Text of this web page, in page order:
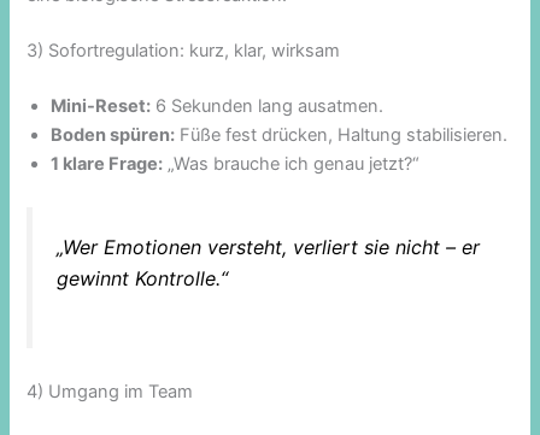
3) Sofortregulation: kurz, klar, wirksam
Mini-Reset: 6 Sekunden lang ausatmen.
Boden spüren: Füße fest drücken, Haltung stabilisieren.
1 klare Frage: „Was brauche ich genau jetzt?“
„Wer Emotionen versteht, verliert sie nicht – er
gewinnt Kontrolle.“
4) Umgang im Team